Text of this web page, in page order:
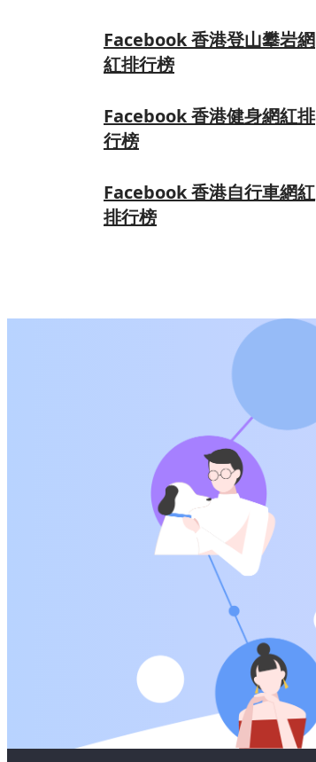
Facebook 香港登山攀岩網
紅排行榜
Facebook 香港健身網紅排
行榜
Facebook 香港自行車網紅
排行榜